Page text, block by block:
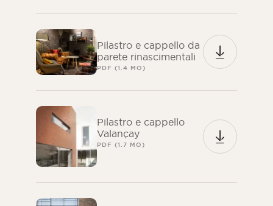
Pilastro e cappello da
parete rinascimentali
PDF (1.4 MO)
Pilastro e cappello
Valançay
PDF (1.7 MO)